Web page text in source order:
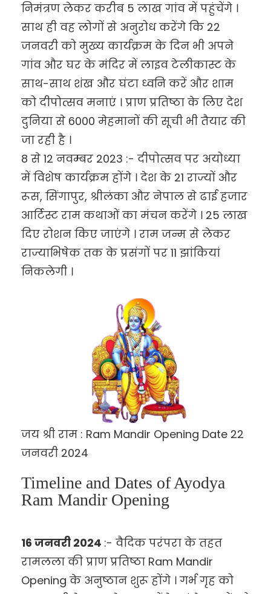
निमंत्रण लेकर करीब 5 लाख गांव में पहुंचेंगे ।
साथ ही वह लोगों से अनुरोध करेंगे कि 22
जनवरी को मुख्य कार्यक्रम के दिन भी अपने
गांव और घर के मंदिर में लाइव टेलीकास्ट के
साथ-साथ शंख और घंटा ध्वनि करें और शाम
को दीपोत्सव मनाएं । प्राण प्रतिष्ठा के लिए देश
दुनिया से 6000 मेहमानों की सूची भी तैयार की
जा रही है ।
8 से 12 नवम्बर 2023 :- दीपोत्सव पर अयोध्या
में विशेष कार्यक्रम होंगे । देश के 21 राज्यों और
रूस, सिंगापुर, श्रीलंका और नेपाल से ढाई हजार
आर्टिस्ट राम कथाओं का मंचन करेंगे । 25 लाख
दिए रोशन किए जाएंगे । राम जन्म से लेकर
राज्याभिषेक तक के प्रसंगों पर 11 झांकियां
निकलेगी ।
जय श्री राम : Ram Mandir Opening Date 22
जनवरी 2024
Timeline and Dates of Ayodya
Ram Mandir Opening
16 जनवरी 2024 :- वैदिक परंपरा के तहत
रामलला की प्राण प्रतिष्ठा Ram Mandir
Opening के अनुष्ठान शुरू होंगे । गर्भ गृह को